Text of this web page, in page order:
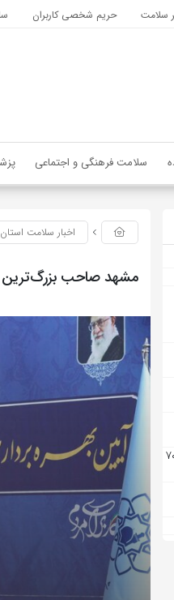
سلامت حریم شخصی کاربران
سلامت فرهنگی و اجتماعی
تا تشکیل ۷۰۰
اخبار سلامت
مشهد صاحب بزرگ‌ترین